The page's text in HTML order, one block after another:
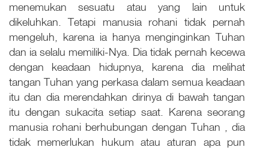
menemukan sesuatu atau yang lain untuk
dikeluhkan. Tetapi manusia rohani tidak pernah
mengeluh, karena ia hanya menginginkan Tuhan
dan ia selalu memiliki-Nya. Dia tidak pernah kecewa
dengan keadaan hidupnya, karena dia melihat
tangan Tuhan yang perkasa dalam semua keadaan
itu dan dia merendahkan dirinya di bawah tangan
itu dengan sukacita setiap saat. Karena seorang
manusia rohani berhubungan dengan Tuhan , dia
tidak memerlukan hukum atau aturan apa pun